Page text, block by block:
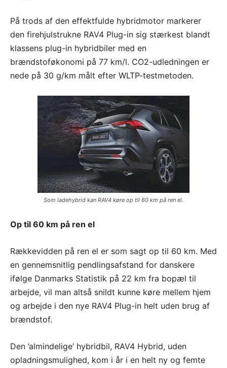
På trods af den effektfulde hybridmotor markerer
den firehjulstrukne RAV4 Plug-in sig stærkest blandt
klassens plug-in hybridbiler med en
brændstoføkonomi på 77 km/l. CO2-udledningen er
nede på 30 g/km målt efter WLTP-testmetoden.
Som ladehybrid kan RAV4 køre op til 60 km på ren el.
Op til 60 km på ren el
Rækkevidden på ren el er som sagt op til 60 km. Med
en gennemsnitlig pendlingsafstand for danskere
ifølge Danmarks Statistik på 22 km fra bopæl til
arbejde, vil man altså snildt kunne køre mellem hjem
og arbejde i den nye RAV4 Plug-in helt uden brug af
brændstof.
Den ’almindelige’ hybridbil, RAV4 Hybrid, uden
opladningsmulighed, kom i år i en helt ny og femte